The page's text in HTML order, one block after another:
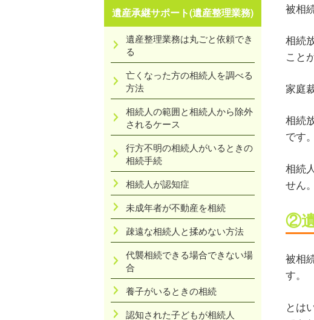
被相
相続
こと
家庭
相続
です。
相続
せん。
②
被相
す。
とは
遺産承継サポート(遺産整理業務)
遺産整理業務は丸ごと依頼でき
る
亡くなった方の相続人を調べる
方法
相続人の範囲と相続人から除外
されるケース
行方不明の相続人がいるときの
相続手続
相続人が認知症
未成年者が不動産を相続
疎遠な相続人と揉めない方法
代襲相続できる場合できない場
合
養子がいるときの相続
認知された子どもが相続人